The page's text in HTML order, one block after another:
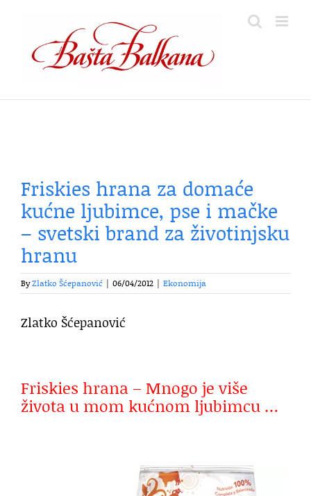
content
Friskies hrana za domaće
kućne ljubimce, pse i mačke
– svetski brand za životinjsku
hranu
ByZlatko Šćepanović 06/04/2012 Ekonomija
Zlatko Šćepanović
Friskies hrana – Mnogo je više
života u mom kućnom ljubimcu …